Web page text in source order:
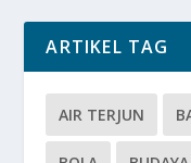
ARTIKEL TAG
AIR TERJUN